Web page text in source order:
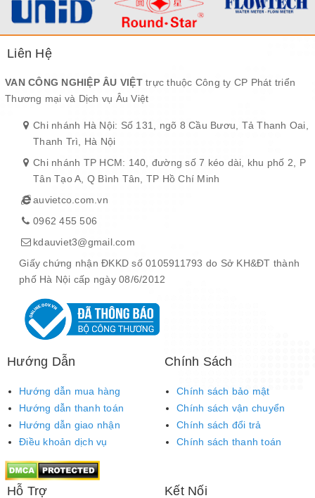
Liên Hệ
VAN CÔNG NGHIỆP ÂU VIỆTtrực thuộc Công ty CP Phát triển
Thương mại và Dịch vụ Âu Việt
Chi nhánh Hà Nội: Số 131, ngõ 8 Cầu Bươu, Tả Thanh Oai,
Thanh Trì, Hà Nội
Chi nhánh TP HCM: 140, đường số 7 kéo dài, khu phố 2, P
Tân Tạo A, Q Bình Tân, TP Hồ Chí Minh
auvietco.com.vn
0962 455 506
kdauviet3@gmail.com
Giấy chứng nhận ĐKKD số 0105911793 do Sở KH&ĐT thành
phố Hà Nội cấp ngày 08/6/2012
Hướng Dẫn
Hướng dẫn mua hàng
Hướng dẫn thanh toán
Hướng dẫn giao nhận
Điều khoản dịch vụ
Chính Sách
Chính sách bảo mật
Chính sách vận chuyển
Chính sách đổi trả
Chính sách thanh toán
Hỗ Trợ Kết Nối